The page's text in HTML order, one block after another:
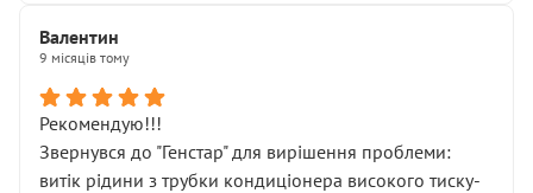
Валентин
9 місяців тому
Рекомендую!!!
Звернувся до "Генстар" для вирішення проблеми:
витік рідини з трубки кондиціонера високого тиску-